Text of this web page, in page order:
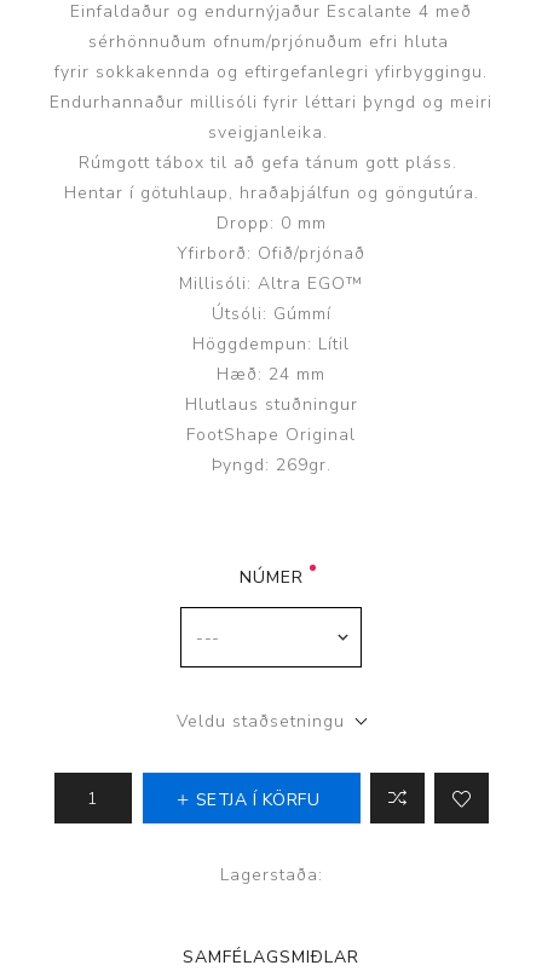
Einfaldaður og endurnýjaður Escalante 4 með
sérhönnuðum ofnum/prjónuðum efri hluta
fyrir sokkakennda og eftirgefanlegri yfirbyggingu.
Endurhannaður millisóli fyrir léttari þyngd og meiri
sveigjanleika.
Rúmgott tábox til að gefa tánum gott pláss.
Hentar í götuhlaup, hraðaþjálfun og göngutúra.
Dropp: 0 mm
Yfirborð: Ofið/prjónað
Millisóli: Altra EGO™
Útsóli: Gúmmí
Höggdempun: Lítil
Hæð: 24 mm
Hlutlaus stuðningur
FootShape Original
Þyngd: 269gr.
NÚMER
Veldu staðsetningu
SETJA Í KÖRFU
Lagerstaða:
SAMFÉLAGSMIÐLAR